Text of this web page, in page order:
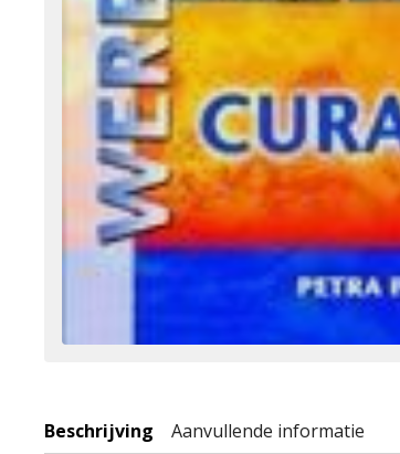
Beschrijving Aanvullende informatie